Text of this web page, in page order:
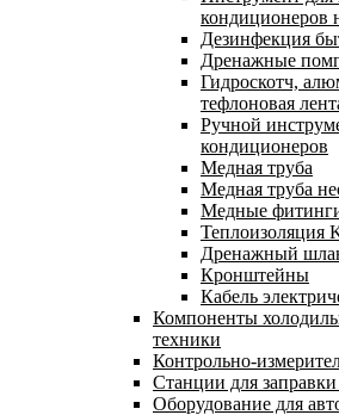
кондиционеров
Дезинфекция
Дренажные
Гидроскотч,
тефлоновая
Ручной
кондиционеров
Медная труба
Медная труба
Медные
Теплоизоляция
Дренажный
Кронштейны
Кабель
Компоненты
техники
Контрольно-
Станции для
Оборудование для